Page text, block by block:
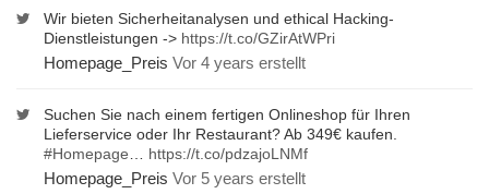
Wir bieten Sicherheitanalysen und ethical Hacking-
Dienstleistungen -> https://t.co/GZirAtWPri
Homepage_Preis Vor 4 years erstellt
Suchen Sie nach einem fertigen Onlineshop für Ihren
Lieferservice oder Ihr Restaurant? Ab 349€ kaufen.
#Homepage
https://t.co/pdzajoLNMf
Homepage_Preis Vor 5 years erstellt